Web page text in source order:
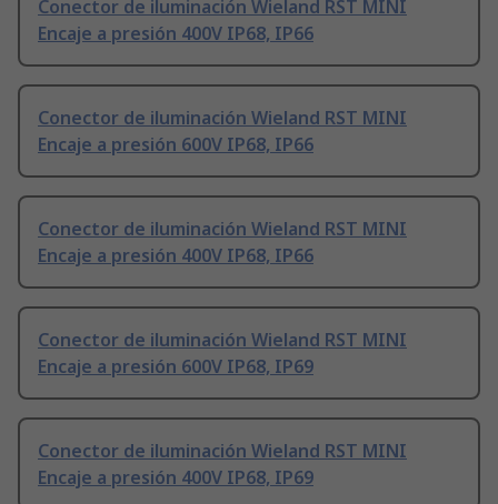
Conector de iluminación Wieland RST MINI
Encaje a presión 400V IP68, IP66
Conector de iluminación Wieland RST MINI
Encaje a presión 600V IP68, IP66
Conector de iluminación Wieland RST MINI
Encaje a presión 400V IP68, IP66
Conector de iluminación Wieland RST MINI
Encaje a presión 600V IP68, IP69
Conector de iluminación Wieland RST MINI
Encaje a presión 400V IP68, IP69